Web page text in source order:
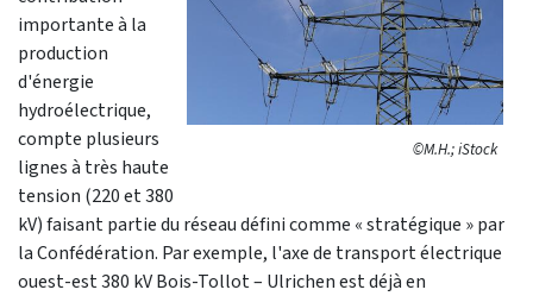
©M.H.; iStock
importante à la
production
d'énergie
hydroélectrique,
compte plusieurs
lignes à très haute
tension (220 et 380
kV) faisant partie du réseau défini comme « stratégique » par
la Confédération. Par exemple, l'axe de transport électrique
ouest-est 380 kV Bois-Tollot – Ulrichen est déjà en